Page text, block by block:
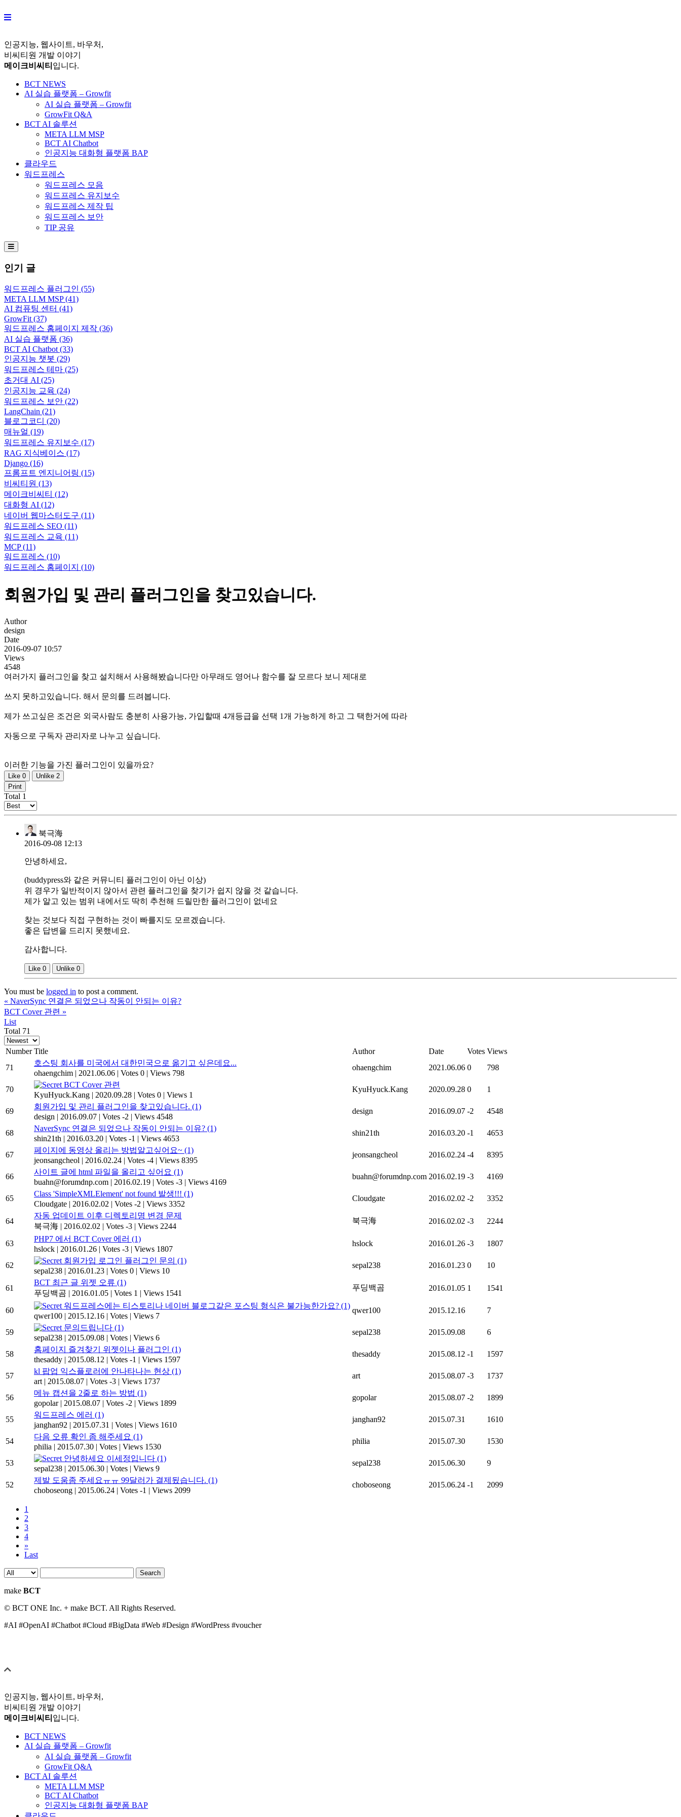
to
인공지능, 웹사이트, 바우처,
비씨티원 개발 이야기
메이크비씨티 입니다.
BCT NEWS
AI 실습 플랫폼 – Growfit
AI 실습 플랫폼 – Growfit
GrowFit Q&A
BCT AI 솔루션
META LLM MSP
BCT AI Chatbot
인공지능 대화형 플랫폼 BAP
클라우드
워드프레스
워드프레스 모음
워드프레스 유지보수
워드프레스 제작 팁
워드프레스 보안
TIP 공유
Hamburger Toggle Menu
인기 글
워드프레스 플러그인 (55)
META LLM MSP(41)
AI 컴퓨팅 센터 (41)
GrowFit(37)
워드프레스 홈페이지 제작 (36)
AI 실습 플랫폼 (36)
BCT AI Chatbot(33)
인공지능 챗봇 (29)
워드프레스 테마 (25)
초거대 AI (25)
인공지능 교육 (24)
워드프레스 보안 (22)
LangChain (21)
블로그코디 (20)
매뉴얼 (19)
워드프레스 유지보수 (17)
RAG 지식베이스 (17)
Django (16)
프롬프트 엔지니어링 (15)
비씨티원 (13)
메이크비씨티 (12)
대화형 AI (12)
네이버 웹마스터도구 (11)
워드프레스 SEO (11)
워드프레스 교육 (11)
MCP(11)
워드프레스 (10)
워드프레스 홈페이지 (10)
회원가입 및 관리 플러그인을 찾고있습니다.
Author
design
Date
2016-09-07 10:57
Views
4548
여러가지 플러그인을 찾고 설치해서 사용해봤습니다만 아무래도 영어나 함수를 잘 모르다 보니 제대로
쓰지 못하고있습니다. 해서 문의를 드려봅니다.
제가 쓰고싶은 조건은 외국사람도 충분히 사용가능, 가입할때 4개등급을 선택 1개 가능하게 하고 그 택한거에 따라
자동으로 구독자 관리자로 나누고 싶습니다.
이러한 기능을 가진 플러그인이 있을까요?
Like 0 Unlike 2
Print
Total 1
북극海
2016-09-08 12:13
안녕하세요,
(buddypress와 같은 커뮤니티 플러그인이 아닌 이상)
위 경우가 일반적이지 않아서 관련 플러그인을 찾기가 쉽지 않을 것 같습니다.
제가 알고 있는 범위 내에서도 딱히 추천해 드릴만한 플러그인이 없네요
찾는 것보다 직접 구현하는 것이 빠를지도 모르겠습니다.
좋은 답변을 드리지 못했네요.
감사합니다.
Like 0 Unlike 0
You must be logged in to post a comment.
« NaverSync 연결은 되었으나 작동이 안되는 이유?
BCT Cover 관련 »
List
Total 71
Number Title Author Date Votes Views
71
호스팅 회사를 미국에서 대한민국으로 옮기고 싶은데요...
ohaengchim | 2021.06.06 | Votes 0 | Views 798
ohaengchim 2021.06.06 0 798
70
BCT Cover 관련
KyuHyuck.Kang | 2020.09.28 | Votes 0 | Views 1
KyuHyuck.Kang 2020.09.28 0 1
69
회원가입 및 관리 플러그인을 찾고있습니다. (1)
design | 2016.09.07 | Votes -2 | Views 4548
design 2016.09.07 -2 4548
68
NaverSync 연결은 되었으나 작동이 안되는 이유? (1)
shin21th | 2016.03.20 | Votes -1 | Views 4653
shin21th 2016.03.20 -1 4653
67
페이지에 동영상 올리는 방법알고싶어요~ (1)
jeonsangcheol | 2016.02.24 | Votes -4 | Views 8395
jeonsangcheol 2016.02.24 -4 8395
66
사이트 글에 html 파일을 올리고 싶어요 (1)
buahn@forumdnp.com | 2016.02.19 | Votes -3 | Views 4169
buahn@forumdnp.com 2016.02.19 -3 4169
65
Class 'SimpleXMLElement' not found 발생!!! (1)
Cloudgate | 2016.02.02 | Votes -2 | Views 3352
Cloudgate 2016.02.02 -2 3352
64
자동 업데이트 이후 디렉토리명 변경 문제
북극海 | 2016.02.02 | Votes -3 | Views 2244
북극海 2016.02.02 -3 2244
63
PHP7 에서 BCT Cover 에러 (1)
hslock | 2016.01.26 | Votes -3 | Views 1807
hslock 2016.01.26 -3 1807
62
회원가입 로그인 플러그인 문의 (1)
sepal238 | 2016.01.23 | Votes 0 | Views 10
sepal238 2016.01.23 0 10
61
BCT 최근 글 위젯 오류 (1)
푸딩백곰 | 2016.01.05 | Votes 1 | Views 1541
푸딩백곰 2016.01.05 1 1541
60
워드프레스에는 티스토리나 네이버 블로그같은 포스팅 형식은 불가능한가요? (1)
qwer100 | 2015.12.16 | Votes | Views 7
qwer100 2015.12.16 7
59
문의드립니다 (1)
sepal238 | 2015.09.08 | Votes | Views 6
sepal238 2015.09.08 6
58
홈페이지 즐겨찾기 위젯이나 플러그인 (1)
thesaddy | 2015.08.12 | Votes -1 | Views 1597
thesaddy 2015.08.12 -1 1597
57
kl 팝업 익스플로러에 안나타나는 현상 (1)
art | 2015.08.07 | Votes -3 | Views 1737
art 2015.08.07 -3 1737
56
메뉴 캡션을 2줄로 하는 방법 (1)
gopolar | 2015.08.07 | Votes -2 | Views 1899
gopolar 2015.08.07 -2 1899
55
워드프레스 에러 (1)
janghan92 | 2015.07.31 | Votes | Views 1610
janghan92 2015.07.31 1610
54
다음 오류 확인 좀 해주세요 (1)
philia | 2015.07.30 | Votes | Views 1530
philia 2015.07.30 1530
53
안녕하세요 이세정입니다 (1)
sepal238 | 2015.06.30 | Votes | Views 9
sepal238 2015.06.30 9
52
제발 도움좀 주세요ㅠㅠ 99달러가 결제됬습니다. (1)
choboseong | 2015.06.24 | Votes -1 | Views 2099
choboseong 2015.06.24 -1 2099
1
2
3
4
»
Last
Search
make BCT
© BCT ONE Inc. + make BCT. All Rights Reserved.
#AI #OpenAI #Chatbot #Cloud #BigData #Web #Design #WordPress #voucher
인공지능, 웹사이트, 바우처,
비씨티원 개발 이야기
메이크비씨티 입니다.
BCT NEWS
AI 실습 플랫폼 – Growfit
AI 실습 플랫폼 – Growfit
GrowFit Q&A
BCT AI 솔루션
META LLM MSP
BCT AI Chatbot
인공지능 대화형 플랫폼 BAP